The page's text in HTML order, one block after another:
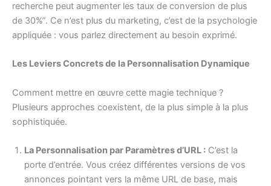
recherche peut augmenter les taux de conversion de plus
de 30%”. Ce n’est plus du marketing, c’est de la psychologie
appliquée : vous parlez directement au besoin exprimé.
Les Leviers Concrets de la Personnalisation Dynamique
Comment mettre en œuvre cette magie technique ?
Plusieurs approches coexistent, de la plus simple à la plus
sophistiquée.
La Personnalisation par Paramètres d’URL : C’est la
porte d’entrée. Vous créez différentes versions de vos
annonces pointant vers la même URL de base, mais